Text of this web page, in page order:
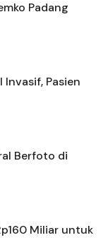
Padang
Invasif, Pasien
Berfoto di
Miliar untuk